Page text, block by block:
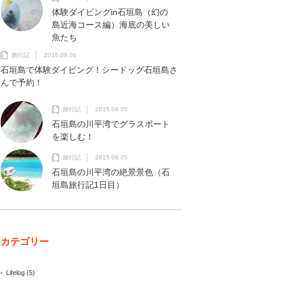
体験ダイビングin石垣島（幻の
島近海コース編）海底の美しい
魚たち
旅行記 2015.09.06
石垣島で体験ダイビング！シードッグ石垣島さ
んで予約！
旅行記 2015.09.05
石垣島の川平湾でグラスボート
を楽しむ！
旅行記 2015.09.05
石垣島の川平湾の絶景景色（石
垣島旅行記1日目）
カテゴリー
Lifelog (5)